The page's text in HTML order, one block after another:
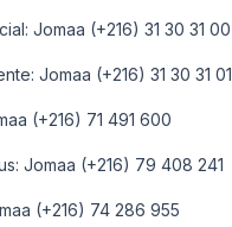
Jomaa (+216) 31 30 31 00
Jomaa (+216) 31 30 31 01
(+216) 71 491 600
Jomaa (+216) 79 408 241
(+216) 74 286 955